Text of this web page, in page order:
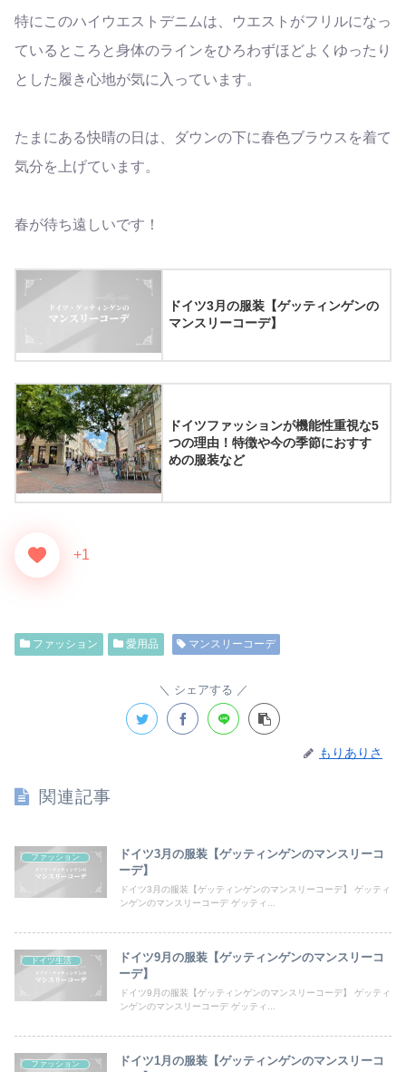
特にこのハイウエストデニムは、ウエストがフリルになっ
ているところと身体のラインをひろわずほどよくゆったり
とした履き心地が気に入っています。
たまにある快晴の日は、ダウンの下に春色ブラウスを着て
気分を上げています。
春が待ち遠しいです！
ドイツ3月の服装【ゲッティンゲンの
マンスリーコーデ】
ドイツファッションが機能性重視な5
つの理由！特徴や今の季節におすす
めの服装など
+1
ファッション 愛用品 マンスリーコーデ
シェアする
もりありさ
関連記事
ファッション
ドイツ3月の服装【ゲッティンゲンのマンスリーコ
ーデ】
ドイツ3月の服装【ゲッティンゲンのマンスリーコーデ】 ゲッティ
ンゲンのマンスリーコーデ ゲッティ...
ドイツ生活
ドイツ9月の服装【ゲッティンゲンのマンスリーコ
ーデ】
ドイツ9月の服装【ゲッティンゲンのマンスリーコーデ】 ゲッティ
ンゲンのマンスリーコーデ ゲッティ...
ファッション
ドイツ1月の服装【ゲッティンゲンのマンスリーコ